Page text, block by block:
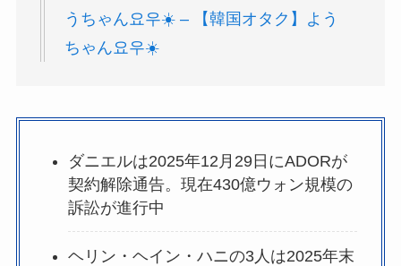
うちゃん요우☀️ – 【韓国オタク】よう
ちゃん요우☀️
ダニエルは2025年12月29日にADORが
契約解除通告。現在430億ウォン規模の
訴訟が進行中
ヘリン・ヘイン・ハニの3人は2025年末